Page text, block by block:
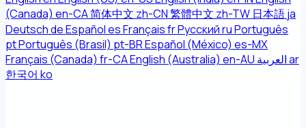
(Canada) en-CA简体中文 zh-CN繁體中文 zh-TW 日本語ja
DeutschdeEspañolesFrançaisfrРусскийruPortuguês
ptPortuguês (Brasil) pt-BREspañol (México) es-MX
Français (Canada) fr-CAEnglish (Australia) en-AU العربيةar
한국어 ko